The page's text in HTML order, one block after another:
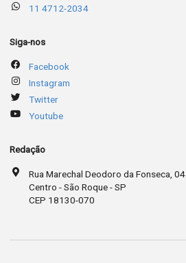
11 4712-2034
Siga-nos
Facebook
Instagram
Twitter
Youtube
Redação
Rua Marechal Deodoro da Fonseca, 04
Centro - São Roque - SP
CEP 18130-070